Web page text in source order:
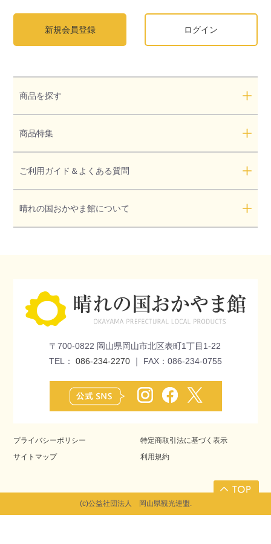
新規会員登録 ログイン
商品を探す
商品特集
ご利用ガイド＆よくある質問
晴れの国おかやま館について
〒700-0822 岡山県岡山市北区表町1丁目1-22
TEL： 086-234-2270 ｜ FAX：086-234-0755
プライバシーポリシー
特定商取引法に基づく表示
サイトマップ
利用規約
(c)公益社団法人 岡山県観光連盟.